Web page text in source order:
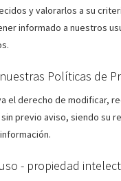
y valorarlos a su
informado a nuestros
Políticas de
el derecho de modificar,
previo aviso, siendo su
- propiedad